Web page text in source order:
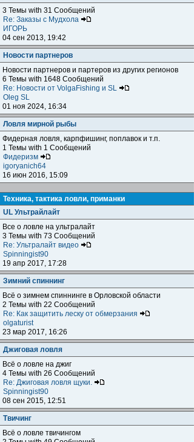
3 Темы with 31 Сообщений
Re: Заказы с Мудхола
ИГОРЬ
04 сен 2013, 19:42
Новости партнеров
Новости партнеров и партеров из других регионов
6 Темы with 1648 Сообщений
Re: Новости от VolgaFishing и SL
Oleg SL
01 ноя 2024, 16:34
Ловля мирной рыбы
Фидерная ловля, карпфишинг, поплавок и т.п.
1 Темы with 1 Сообщений
Фидеризм
igoryanich64
16 июн 2016, 15:09
Техника, тактика ловли, приманки
UL Ультрайлайт
Все о ловле на ультралайт
3 Темы with 73 Сообщений
Re: Ультралайт видео
Spinningist90
19 апр 2017, 17:28
Зимний спиннинг
Всё о зимнем спиннинге в Орловской области
2 Темы with 22 Сообщений
Re: Как защитить леску от обмерзания
olgaturist
23 мар 2017, 16:26
Джиговая ловля
Всё о ловле на джиг
4 Темы with 26 Сообщений
Re: Джиговая ловля щуки.
Spinningist90
08 сен 2015, 12:51
Твичинг
Всё о ловле твичингом